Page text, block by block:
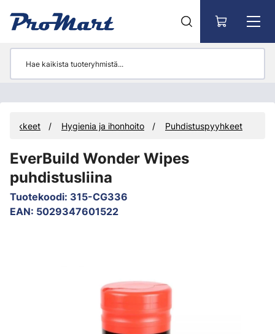
Hygienia ja ihonhoito Puhdistuspyyhkeet
EverBuild Wonder Wipes
puhdistusliina
Tuotekoodi: 315-CG336
EAN: 5029347601522